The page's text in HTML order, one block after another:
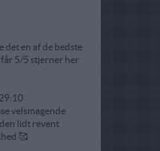
det en af de bedste
får 5/5 stjerner her
velsmagende
lidt revent
🥰